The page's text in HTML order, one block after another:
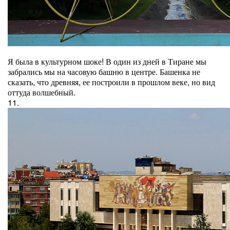
Я была в культурном шоке! В один из дней в Тиране мы
забрались мы на часовую башню в центре. Башенка не
сказать, что древняя, ее построили в прошлом веке, но вид
оттуда волшебный.
11.